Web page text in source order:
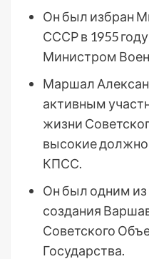
Он был избран
СССР в 1955
Министром
Маршал
активным
жизни
высокие
КПСС.
Он был одним из
создания
Советского
Государства.